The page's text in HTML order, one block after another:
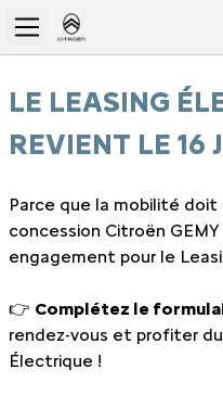
LE LEASING
REVIENT LE 16
Parce que la mobilité
concession Citroën
engagement pour le
👉 Complétez le
rendez-vous et profiter
Électrique !